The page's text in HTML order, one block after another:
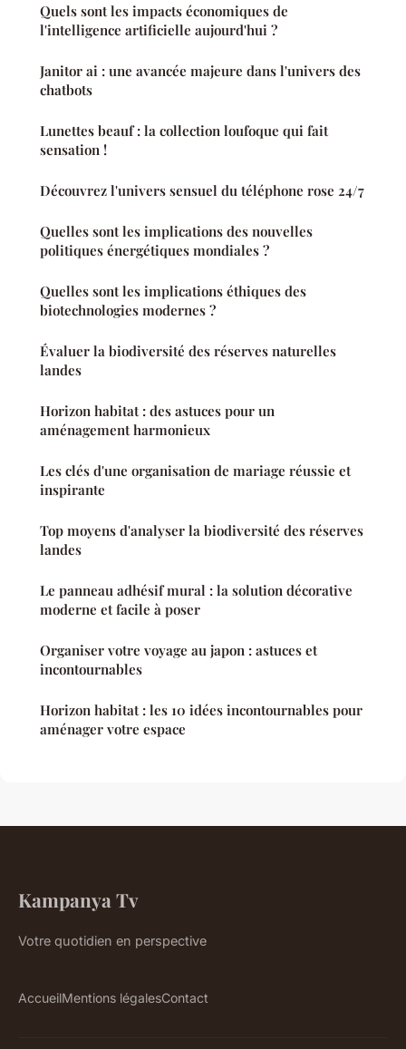
Quels sont les impacts économiques de
l'intelligence artificielle aujourd'hui ?
Janitor ai : une avancée majeure dans l'univers des
chatbots
Lunettes beauf : la collection loufoque qui fait
sensation !
Découvrez l'univers sensuel du téléphone rose 24/7
Quelles sont les implications des nouvelles
politiques énergétiques mondiales ?
Quelles sont les implications éthiques des
biotechnologies modernes ?
Évaluer la biodiversité des réserves naturelles
landes
Horizon habitat : des astuces pour un
aménagement harmonieux
Les clés d'une organisation de mariage réussie et
inspirante
Top moyens d'analyser la biodiversité des réserves
landes
Le panneau adhésif mural : la solution décorative
moderne et facile à poser
Organiser votre voyage au japon : astuces et
incontournables
Horizon habitat : les 10 idées incontournables pour
aménager votre espace
Kampanya Tv
Votre quotidien en perspective
AccueilMentions légalesContact